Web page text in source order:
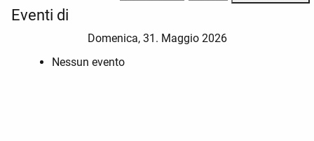
Eventi di
Domenica, 31. Maggio 2026
Nessun evento